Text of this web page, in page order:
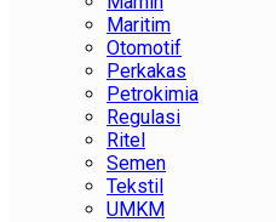
Maritim
Otomotif
Perkakas
Petrokimia
Regulasi
Ritel
Semen
Tekstil
UMKM